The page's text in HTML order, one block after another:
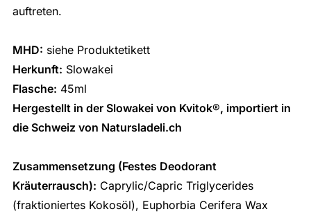
auftreten.
MHD: siehe Produktetikett
Herkunft: Slowakei
Flasche: 45ml
Hergestellt in der Slowakei von Kvitok®, importiert in
die Schweiz von Natursladeli.ch
Zusammensetzung (Festes Deodorant
Kräuterrausch): Caprylic/Capric Triglycerides
(fraktioniertes Kokosöl), Euphorbia Cerifera Wax